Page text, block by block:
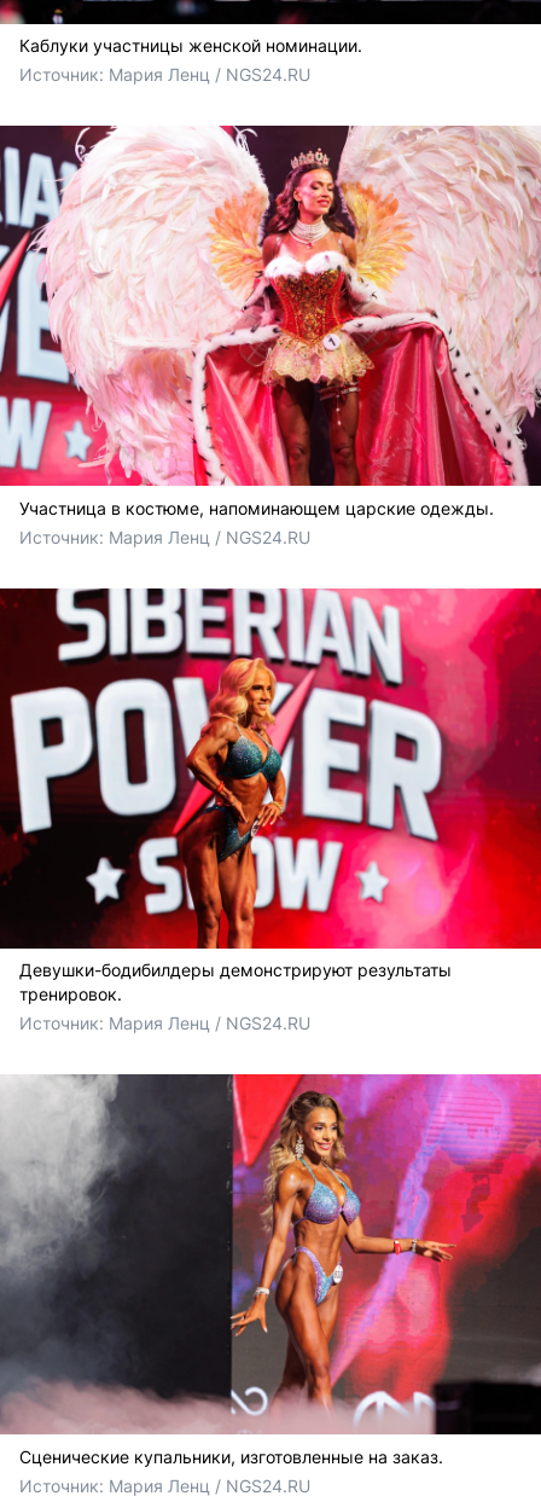
Каблуки участницы женской номинации.
Источник: Мария Ленц / NGS24.RU
Участница в костюме, напоминающем царские одежды.
Источник: Мария Ленц / NGS24.RU
Девушки-бодибилдеры демонстрируют результаты
тренировок.
Источник: Мария Ленц / NGS24.RU
Сценические купальники, изготовленные на заказ.
Источник: Мария Ленц / NGS24.RU